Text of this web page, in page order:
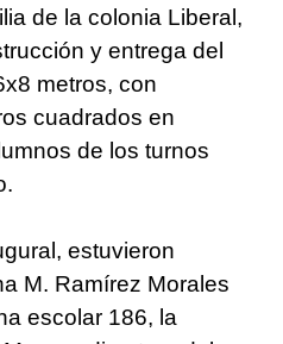
de la colonia Liberal,
y entrega del
metros, con
cuadrados en
de los turnos
estuvieron
M. Ramírez Morales
escolar 186, la